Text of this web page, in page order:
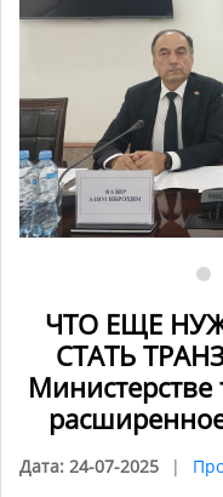
ЧТО ЕЩЕ
СТАТЬ
Министерстве
Дата: 24-07-2025